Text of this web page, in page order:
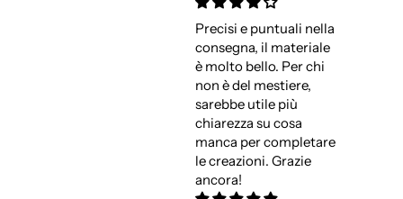
Precisi e puntuali nella
consegna, il materiale
è molto bello. Per chi
non è del mestiere,
sarebbe utile più
chiarezza su cosa
manca per completare
le creazioni. Grazie
ancora!